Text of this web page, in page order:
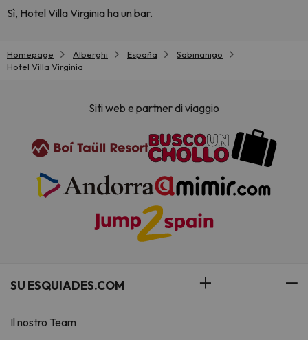
Sì, Hotel Villa Virginia ha un bar.
Homepage Alberghi España
Sabinanigo
Hotel Villa Virginia
Siti web e partner di viaggio
SU ESQUIADES.COM
Il nostro Team